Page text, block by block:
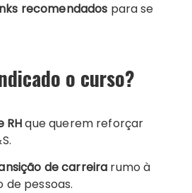
recomendados para se
o curso?
RHque querem reforçar
de carreira rumo à
de pessoas.